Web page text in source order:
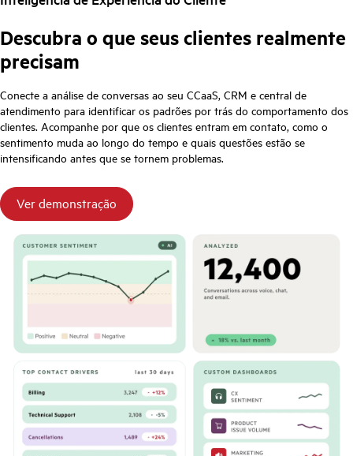
Descubra o que seus clientes realmente
precisam
Conecte a análise de conversas ao seu CCaaS, CRM e central de
atendimento para identificar os padrões por trás do comportamento dos
clientes. Acompanhe por que os clientes entram em contato, como o
sentimento muda ao longo do tempo e quais questões estão se
intensificando antes que se tornem problemas.
Ver demonstração